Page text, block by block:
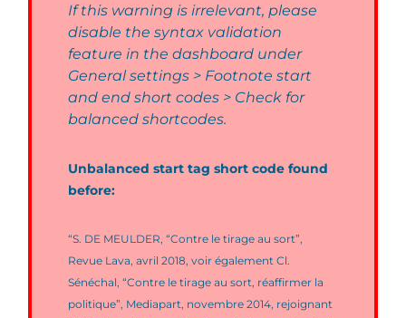
If this warning is irrelevant, please
disable the syntax validation
feature in the dashboard under
General settings > Footnote start
and end short codes > Check for
balanced shortcodes.
Unbalanced start tag short code found
before:
“S. DE MEULDER, “Contre le tirage au sort”,
Revue Lava, avril 2018, voir également Cl.
Sénéchal, “Contre le tirage au sort, réaffirmer la
politique”, Mediapart, novembre 2014, rejoignant